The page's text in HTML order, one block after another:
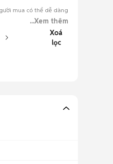
mua có thể dễ dàng
...Xem thêm
bởi
Xoá
lọc